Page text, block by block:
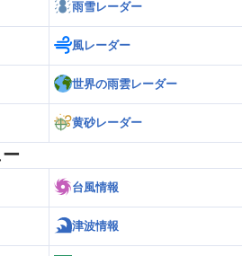
雨雪レーダー
風レーダー
世界の雨雲レーダー
黄砂レーダー
台風情報
津波情報